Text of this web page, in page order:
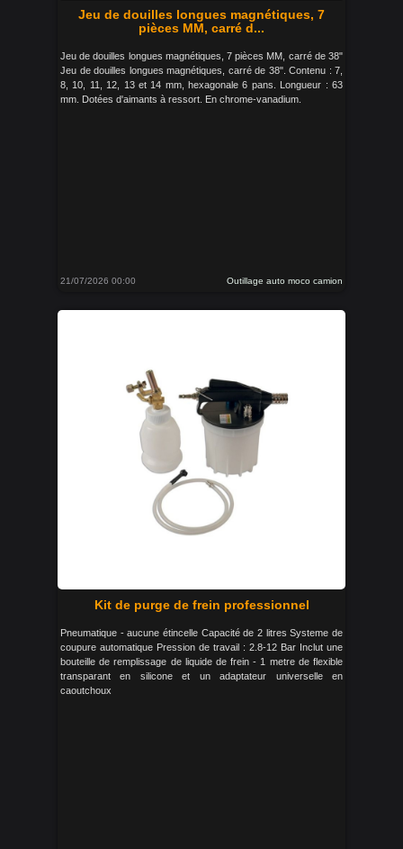
Jeu de douilles longues magnétiques, 7
pièces MM, carré d...
Jeu de douilles longues magnétiques, 7 pièces MM, carré de 38"
Jeu de douilles longues magnétiques, carré de 38". Contenu : 7,
8, 10, 11, 12, 13 et 14 mm, hexagonale 6 pans. Longueur : 63
mm. Dotées d'aimants à ressort. En chrome-vanadium.
21/07/2026 00:00 Outillage auto moco camion
Kit de purge de frein professionnel
Pneumatique - aucune étincelle Capacité de 2 litres Systeme de
coupure automatique Pression de travail : 2.8-12 Bar Inclut une
bouteille de remplissage de liquide de frein - 1 metre de flexible
transparant en silicone et un adaptateur universelle en
caoutchoux